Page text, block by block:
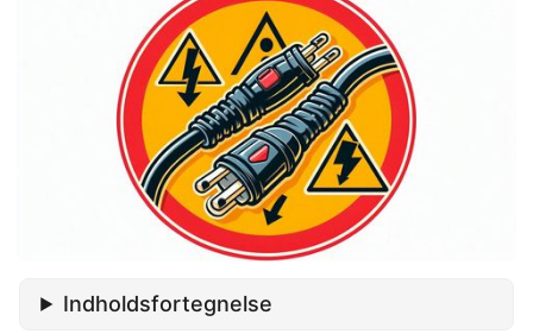
Indholdsfortegnelse